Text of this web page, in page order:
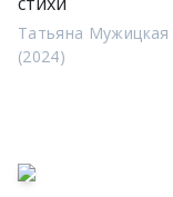
Татьяна Мужицкая
(2024)